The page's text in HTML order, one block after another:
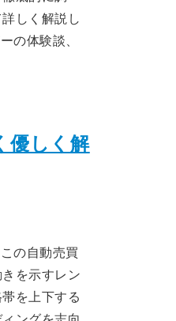
しく解説し
の体験談、
優しく解
の自動売買
を示すレン
を上下する